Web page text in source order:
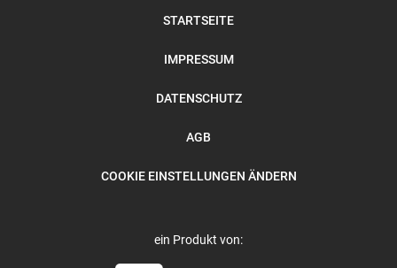
STARTSEITE
IMPRESSUM
DATENSCHUTZ
AGB
COOKIE EINSTELLUNGEN ÄNDERN
ein Produkt von: